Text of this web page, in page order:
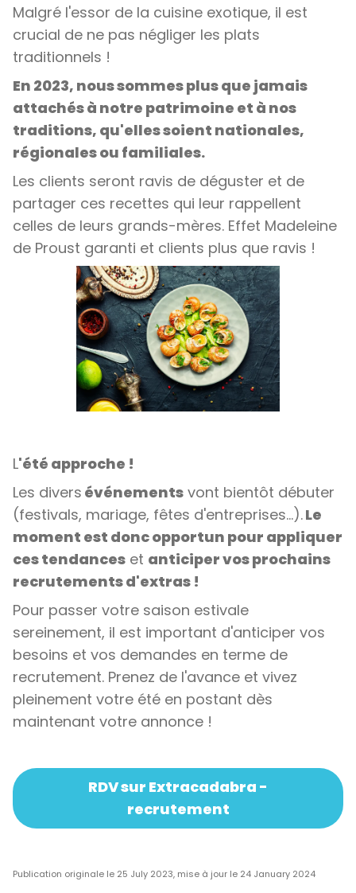
Malgré l'essor de la cuisine exotique, il est
crucial de ne pas négliger les plats
traditionnels !
En 2023, nous sommes plus que jamais
attachés à notre patrimoine et à nos
traditions, qu'elles soient nationales,
régionales ou familiales.
Les clients seront ravis de déguster et de
partager ces recettes qui leur rappellent
celles de leurs grands-mères. Effet Madeleine
de Proust garanti et clients plus que ravis !
L'été approche !
Les divers événements vont bientôt débuter
(festivals, mariage, fêtes d'entreprises...).Le
moment est donc opportun pour appliquer
ces tendances et anticiper vos prochains
recrutements d'extras !
Pour passer votre saison estivale
sereinement, il est important d'anticiper vos
besoins et vos demandes en terme de
recrutement. Prenez de l'avance et vivez
pleinement votre été en postant dès
maintenant votre annonce !
RDV sur Extracadabra -
recrutement
Publication originale le 25 July 2023, mise à jour le 24 January 2024